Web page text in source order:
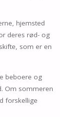
hjemsted
deres rød- og
som er en
beboere og
Om sommeren
forskellige